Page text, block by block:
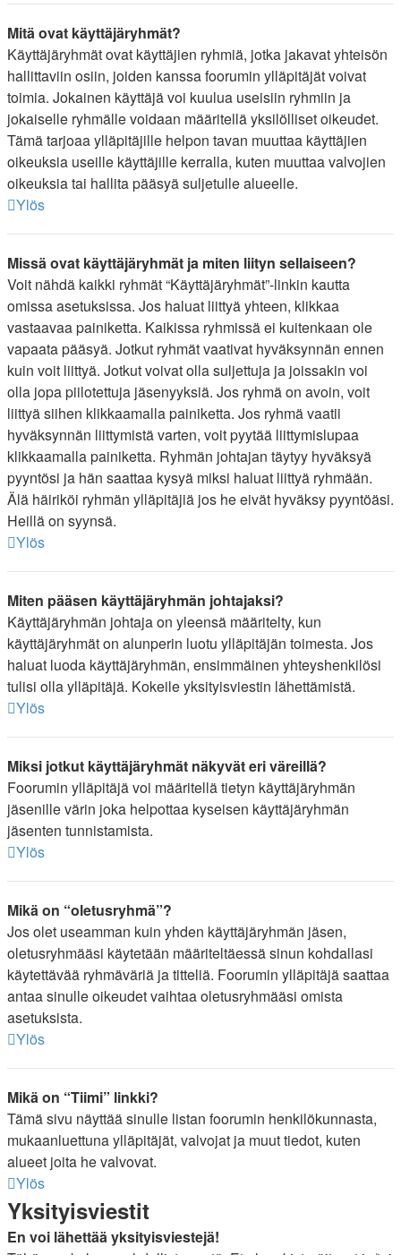
Mitä ovat käyttäjäryhmät?
Käyttäjäryhmät ovat käyttäjien ryhmiä, jotka jakavat yhteisön
hallittaviin osiin, joiden kanssa foorumin ylläpitäjät voivat
toimia. Jokainen käyttäjä voi kuulua useisiin ryhmiin ja
jokaiselle ryhmälle voidaan määritellä yksilölliset oikeudet.
Tämä tarjoaa ylläpitäjille helpon tavan muuttaa käyttäjien
oikeuksia useille käyttäjille kerralla, kuten muuttaa valvojien
oikeuksia tai hallita pääsyä suljetulle alueelle.
Ylös
Missä ovat käyttäjäryhmät ja miten liityn sellaiseen?
Voit nähdä kaikki ryhmät “Käyttäjäryhmät”-linkin kautta
omissa asetuksissa. Jos haluat liittyä yhteen, klikkaa
vastaavaa painiketta. Kaikissa ryhmissä ei kuitenkaan ole
vapaata pääsyä. Jotkut ryhmät vaativat hyväksynnän ennen
kuin voit liittyä. Jotkut voivat olla suljettuja ja joissakin voi
olla jopa piilotettuja jäsenyyksiä. Jos ryhmä on avoin, voit
liittyä siihen klikkaamalla painiketta. Jos ryhmä vaatii
hyväksynnän liittymistä varten, voit pyytää liittymislupaa
klikkaamalla painiketta. Ryhmän johtajan täytyy hyväksyä
pyyntösi ja hän saattaa kysyä miksi haluat liittyä ryhmään.
Älä häiriköi ryhmän ylläpitäjiä jos he eivät hyväksy pyyntöäsi.
Heillä on syynsä.
Ylös
Miten pääsen käyttäjäryhmän johtajaksi?
Käyttäjäryhmän johtaja on yleensä määritelty, kun
käyttäjäryhmät on alunperin luotu ylläpitäjän toimesta. Jos
haluat luoda käyttäjäryhmän, ensimmäinen yhteyshenkilösi
tulisi olla ylläpitäjä. Kokeile yksityisviestin lähettämistä.
Ylös
Miksi jotkut käyttäjäryhmät näkyvät eri väreillä?
Foorumin ylläpitäjä voi määritellä tietyn käyttäjäryhmän
jäsenille värin joka helpottaa kyseisen käyttäjäryhmän
jäsenten tunnistamista.
Ylös
Mikä on “oletusryhmä”?
Jos olet useamman kuin yhden käyttäjäryhmän jäsen,
oletusryhmääsi käytetään määriteltäessä sinun kohdallasi
käytettävää ryhmäväriä ja titteliä. Foorumin ylläpitäjä saattaa
antaa sinulle oikeudet vaihtaa oletusryhmääsi omista
asetuksista.
Ylös
Mikä on “Tiimi” linkki?
Tämä sivu näyttää sinulle listan foorumin henkilökunnasta,
mukaanluettuna ylläpitäjät, valvojat ja muut tiedot, kuten
alueet joita he valvovat.
Ylös
Yksityisviestit
En voi lähettää yksityisviestejä!